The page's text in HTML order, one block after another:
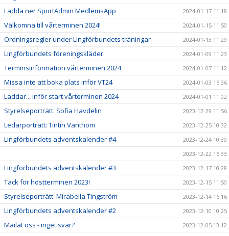
Ladda ner SportAdmin MedlemsApp 2024-01-17 11:18
Välkomna till vårterminen 2024! 2024-01-15 11:50
Ordningsregler under Lingförbundets träningar 2024-01-13 11:29
Lingförbundets föreningskläder 2024-01-09 11:23
Terminsinformation vårterminen 2024 2024-01-07 11:12
Missa inte att boka plats inför VT24 2024-01-03 16:36
Laddar... inför start vårterminen 2024 2024-01-01 11:02
Styrelseporträtt: Sofia Havdelin 2023-12-29 11:56
Ledarporträtt: Tintin Vanthöm 2023-12-25 10:32
Lingförbundets adventskalender #4
2023-12-24 10:30
2023-12-22 16:33
Lingförbundets adventskalender #3 2023-12-17 10:28
Tack för höstterminen 2023! 2023-12-15 11:50
Styrelseporträtt: Mirabella Tingström 2023-12-14 16:16
Lingförbundets adventskalender #2 2023-12-10 10:25
Mailat oss - inget svar? 2023-12-05 13:12